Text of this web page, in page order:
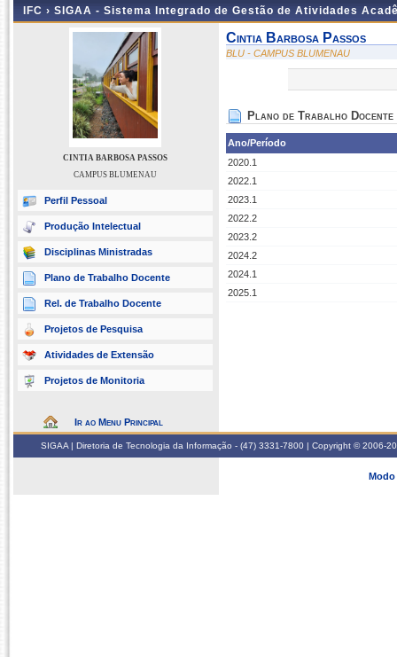
IFC › SIGAA - Sistema Integrado de Gestão de Atividades
CINTIA BARBOSA PASSOS
CAMPUS BLUMENAU
Perfil Pessoal
Produção Intelectual
Disciplinas Ministradas
Plano de Trabalho Docente
Rel. de Trabalho Docente
Projetos de Pesquisa
Atividades de Extensão
Projetos de Monitoria
Ir ao Menu Principal
Cintia Barbosa Passos
BLU - CAMPUS BLUMENAU
Plano de Trabalho Docente
Ano/Período
2020.1
2022.1
2023.1
2022.2
2023.2
2024.2
2024.1
2025.1
SIGAA | Diretoria de Tecnologia da Informação - (47) 3331-7800 | Copyright © 2006-
Modo